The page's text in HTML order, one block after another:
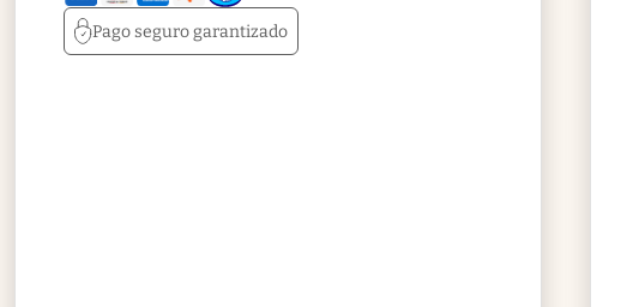
Pago segurogarantizado